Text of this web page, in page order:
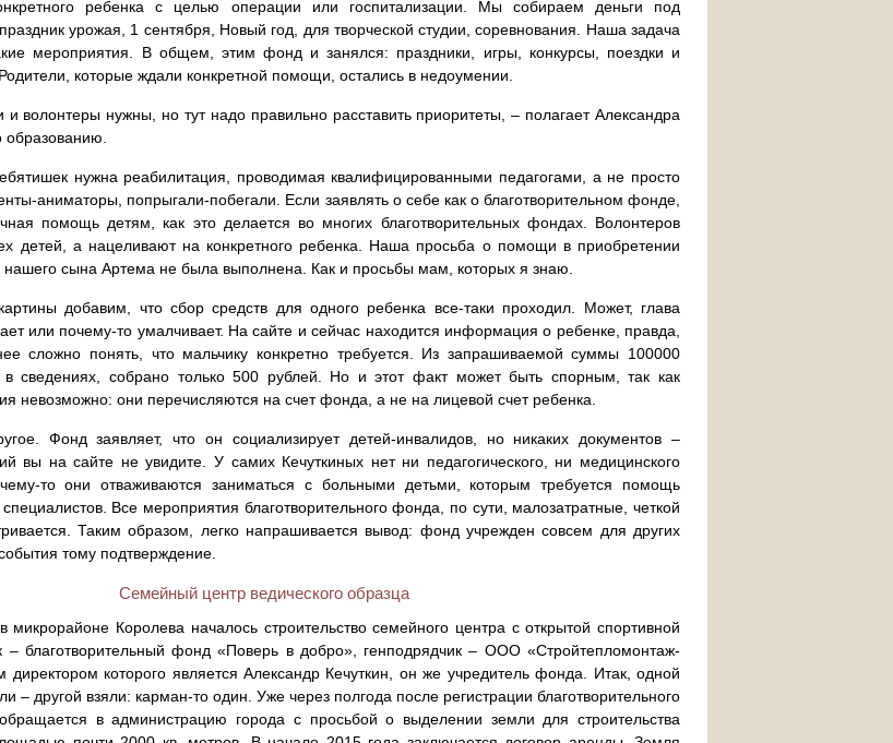
ребенка с целью операции или госпитализации. Мы собираем деньги под
урожая, 1 сентября, Новый год, для творческой студии, соревнования. Наша задача
мероприятия. В общем, этим фонд и занялся: праздники, игры, конкурсы, поездки и
которые ждали конкретной помощи, остались в недоумении.
и волонтеры нужны, но тут надо правильно расставить приоритеты, – полагает Александра
образованию.
нужна реабилитация, проводимая квалифицированными педагогами, а не просто
аниматоры, попрыгали-побегали. Если заявлять о себе как о благотворительном фонде,
помощь детям, как это делается во многих благотворительных фондах. Волонтеров
детей, а нацеливают на конкретного ребенка. Наша просьба о помощи в приобретении
нашего сына Артема не была выполнена. Как и просьбы мам, которых я знаю.
добавим, что сбор средств для одного ребенка все-таки проходил. Может, глава
или почему-то умалчивает. На сайте и сейчас находится информация о ребенке, правда,
сложно понять, что мальчику конкретно требуется. Из запрашиваемой суммы 100000
в сведениях, собрано только 500 рублей. Но и этот факт может быть спорным, так как
невозможно: они перечисляются на счет фонда, а не на лицевой счет ребенка.
Фонд заявляет, что он социализирует детей-инвалидов, но никаких документов –
вы на сайте не увидите. У самих Кечуткиных нет ни педагогического, ни медицинского
то они отваживаются заниматься с больными детьми, которым требуется помощь
Все мероприятия благотворительного фонда, по сути, малозатратные, четкой
Таким образом, легко напрашивается вывод: фонд учрежден совсем для других
тому подтверждение.
Семейный центр ведического образца
микрорайоне Королева началось строительство семейного центра с открытой спортивной
– благотворительный фонд «Поверь в добро», генподрядчик – ООО «Стройтепломонтаж-
директором которого является Александр Кечуткин, он же учредитель фонда. Итак, одной
– другой взяли: карман-то один. Уже через полгода после регистрации благотворительного
в администрацию города с просьбой о выделении земли для строительства